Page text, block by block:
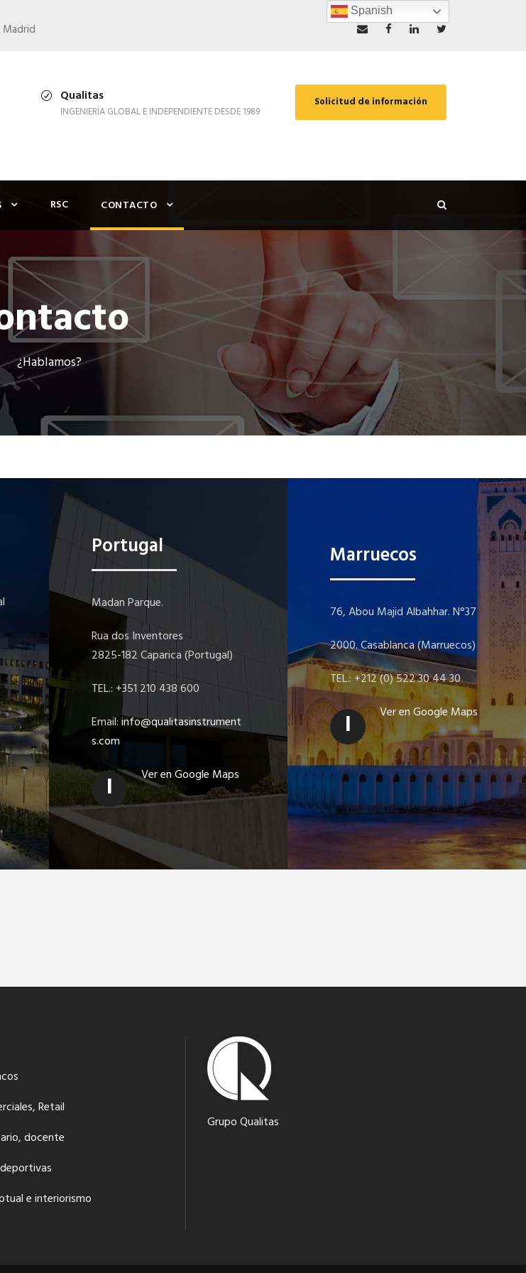
Madrid
Qualitas
INGENIERÍA GLOBAL E INDEPENDIENTE DESDE 1989
Solicitud de información
RSC CONTACTO
¿Hablamos?
Portugal
Madan Parque.
Rua dos Inventores
2825-182 Caparica (Portugal)
TEL.: +351 210 438 600
Email:info@qualitasinstrument
s.com
I Ver en Google Maps
Marruecos
76, Abou Majid Albahhar. N°37
2000. Casablanca (Marruecos)
TEL.: +212 (0) 522 30 44 30
I Ver en Google Maps
Retail
docente
e interiorismo
Grupo Qualitas
Spanish